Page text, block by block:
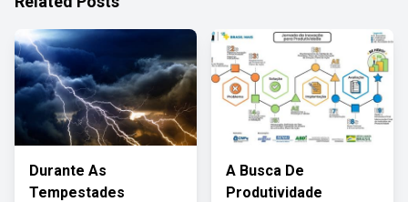
Durante As
Tempestades
A Busca De
Produtividade